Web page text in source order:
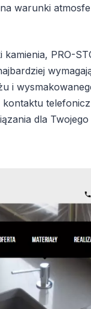
warunki
PRO-
i
dla Twojego